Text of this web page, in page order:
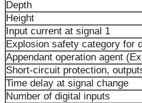
Depth
Height
Input current at signal 1
Explosion safety category for
Appendant operation agent
Short-circuit protection,
Time delay at signal change
Number of digital inputs